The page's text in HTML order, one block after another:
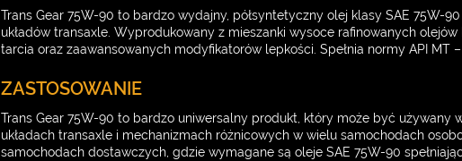
Trans Gear 75W-90 to bardzo wydajny, półsyntetyczny olej klasy SAE 75W-
układów transaxle. Wyprodukowany z mieszanki wysoce rafinowanych
tarcia oraz zaawansowanych modyfikatorów lepkości. Spełnia normy API MT
ZASTOSOWANIE
Trans Gear 75W-90 to bardzo uniwersalny produkt, który może być używany
układach transaxle i mechanizmach różnicowych w wielu samochodach
samochodach dostawczych, gdzie wymagane są oleje SAE 75W-90